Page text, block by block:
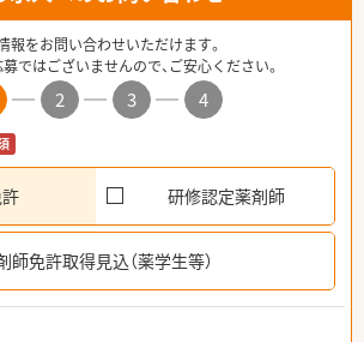
報をお問い合わせいただけます。
ではございませんので、ご安心ください。
2 3
4
研修認定薬剤師
師免許取得見込（薬学生等）